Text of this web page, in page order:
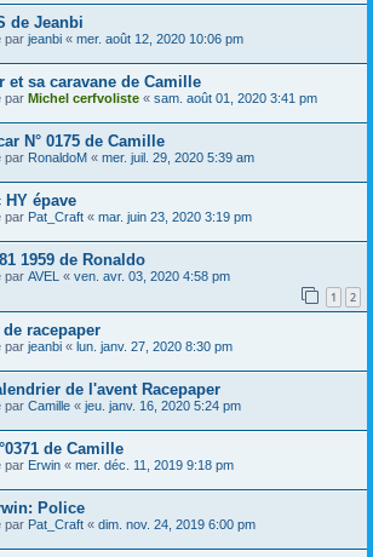
de Jeanbi
par jeanbi « mer. août 12, 2020 10:06 pm
et sa caravane de Camille
par Michel cerfvoliste « sam. août 01, 2020 3:41 pm
N° 0175 de Camille
par RonaldoM « mer. juil. 29, 2020 5:39 am
HY épave
par Pat_Craft « mar. juin 23, 2020 3:19 pm
1959 de Ronaldo
par AVEL « ven. avr. 03, 2020 4:58 pm
1 2
de racepaper
par jeanbi « lun. janv. 27, 2020 8:30 pm
de l'avent Racepaper
par Camille « jeu. janv. 16, 2020 5:24 pm
de Camille
par Erwin « mer. déc. 11, 2019 9:18 pm
Police
par Pat_Craft « dim. nov. 24, 2019 6:00 pm